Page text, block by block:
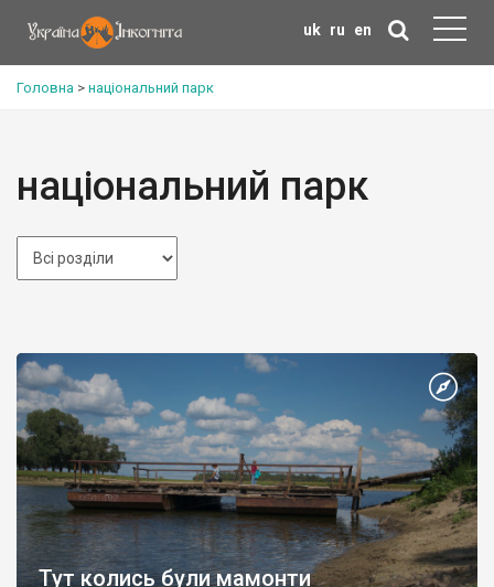
uk ru en
Головна > національний парк
національний парк
Тут колись були мамонти